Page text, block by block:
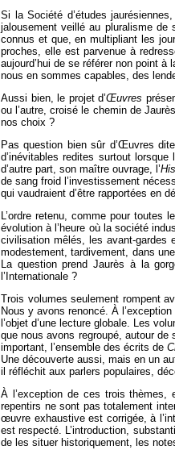
Si la Société d’études
jalousement veillé au pluralisme de
connus et que, en multipliant les
proches, elle est parvenue à
aujourd’hui de se référer non point
nous en sommes capables, des
Aussi bien, le projet d’Œuvres
ou l’autre, croisé le chemin de
nos choix ?
Pas question bien sûr d’Œuvres
d’inévitables redites surtout
d’autre part, son maître ouvrage, l’
de sang froid l’investissement
qui vaudraient d’être rapportées en
L’ordre retenu, comme pour
évolution à l’heure où la société
civilisation mêlés, les avant-gardes
modestement, tardivement, dans
La question prend Jaurès à la
l’Internationale ?
Trois volumes seulement rompent
Nous y avons renoncé. À
l’objet d’une lecture globale. Les
que nous avons regroupé, autour
important, l’ensemble des écrits de
Une découverte aussi, mais en un
il réfléchit aux parlers populaires,
À l’exception de ces trois thèmes,
repentirs ne sont pas totalement
œuvre exhaustive est corrigée, à
est respecté. L’introduction,
de les situer historiquement, les